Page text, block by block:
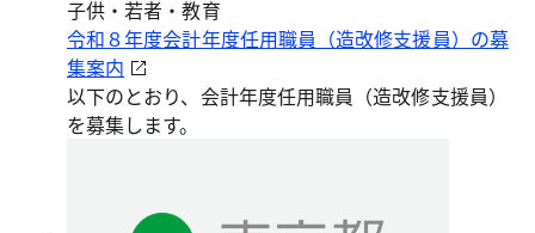
子供・若者・教育
令和８年度会計年度任用職員（造改修支援員）の募
集案内
以下のとおり、会計年度任用職員（造改修支援員）
を募集します。